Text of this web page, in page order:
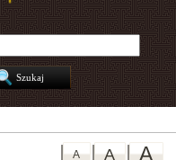
A
A
A